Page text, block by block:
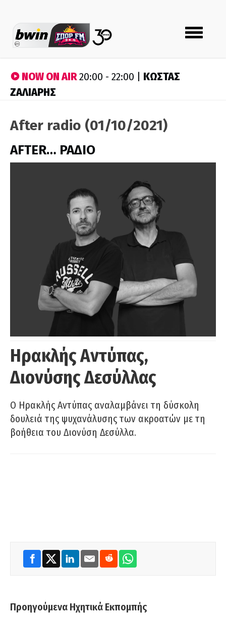
Toggle
navigation
NOW ON AIR20:00 - 22:00 | ΚΩΣΤΑΣ
ΖΑΛΙΑΡΗΣ
After radio (01/10/2021)
AFTER… ΡΑΔΙΟ
Ηρακλής Αντύπας,
Διονύσης Δεσύλλας
Ο Ηρακλής Αντύπας αναλαμβάνει τη δύσκολη
δουλειά της ψυχανάλυσης των ακροατών με τη
βοήθεια του Διονύση Δεσύλλα.
Προηγούμενα Ηχητικά Εκπομπής